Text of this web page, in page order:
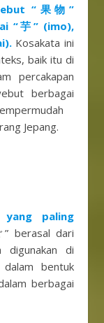
“果物”
“芋” (imo),
Kosakata ini
baik itu di
percakapan
berbagai
Jepang.
paling
berasal dari
digunakan di
bentuk
berbagai